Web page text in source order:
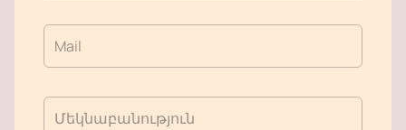
Mail
Մեկնաբանություն